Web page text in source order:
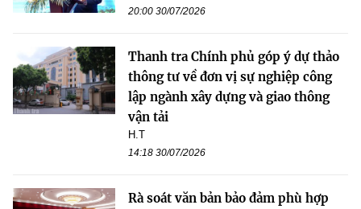
20:00 30/07/2026
Thanh tra Chính phủ góp ý dự thảo
thông tư về đơn vị sự nghiệp công
lập ngành xây dựng và giao thông
vận tải
H.T
14:18 30/07/2026
Rà soát văn bản bảo đảm phù hợp